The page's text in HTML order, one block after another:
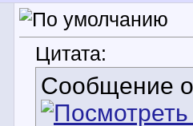
Цитата:
Сообщение